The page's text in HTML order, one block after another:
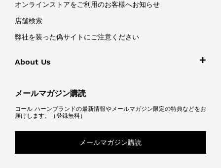
オンラインストアをご利用のお客様へお知らせ
店舗検索
弊社を装った偽サイトにご注意ください
About Us
メールマガジン購読
コール ハーンブランドの最新情報やメールマガジン限定の特典などをお
届けします。（登録無料）
メールマガジン購読